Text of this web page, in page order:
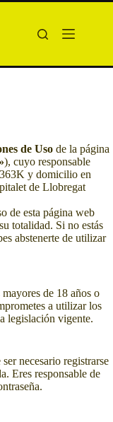
de Uso de la página
), cuyo responsable
y domicilio en
de Llobregat
de esta página web
totalidad. Si no estás
abstenerte de utilizar
de 18 años o
a utilizar los
legislación vigente.
necesario registrarse
Eres responsable de